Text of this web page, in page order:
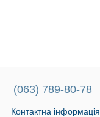
(063) 789-80-78
Контактна інформація